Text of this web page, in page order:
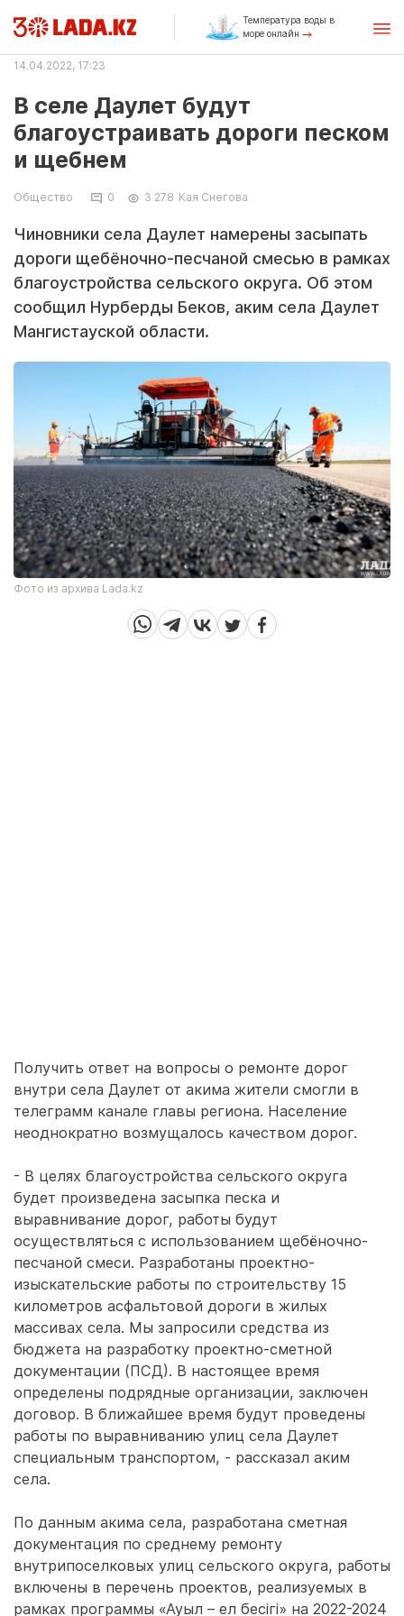
Температура воды в
море онлайн
14.04.2022, 17:23
В селе Даулет будут
благоустраивать дороги песком
и щебнем
Общество 0 3 278 Кая Снегова
Чиновники села Даулет намерены засыпать
дороги щебёночно-песчаной смесью в рамках
благоустройства сельского округа. Об этом
сообщил Нурберды Беков, аким села Даулет
Мангистауской области.
Фото из архива Lada.kz
Получить ответ на вопросы о ремонте дорог
внутри села Даулет от акима жители смогли в
телеграмм канале главы региона. Население
неоднократно возмущалось качеством дорог.
- В целях благоустройства сельского округа
будет произведена засыпка песка и
выравнивание дорог, работы будут
осуществляться с использованием щебёночно-
песчаной смеси. Разработаны проектно-
изыскательские работы по строительству 15
километров асфальтовой дороги в жилых
массивах села. Мы запросили средства из
бюджета на разработку проектно-сметной
документации (ПСД). В настоящее время
определены подрядные организации, заключен
договор. В ближайшее время будут проведены
работы по выравниванию улиц села Даулет
специальным транспортом, - рассказал аким
села.
По данным акима села, разработана сметная
документация по среднему ремонту
внутрипоселковых улиц сельского округа, работы
включены в перечень проектов, реализуемых в
рамках программы «Ауыл – ел бесігі» на 2022-2024